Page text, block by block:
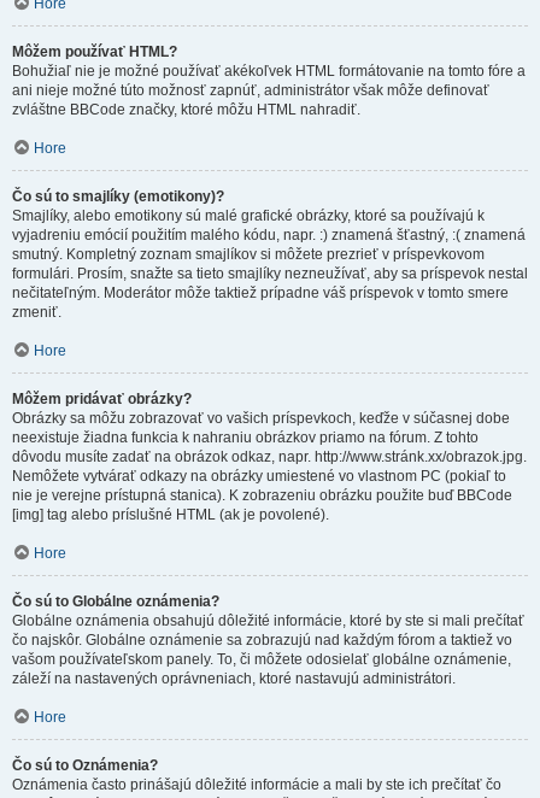
Hore
Môžem používať HTML?
Bohužiaľ nie je možné používať akékoľvek HTML formátovanie na tomto fóre a
ani nieje možné túto možnosť zapnúť, administrátor však môže definovať
zvláštne BBCode značky, ktoré môžu HTML nahradiť.
Hore
Čo sú to smajlíky (emotikony)?
Smajlíky, alebo emotikony sú malé grafické obrázky, ktoré sa používajú k
vyjadreniu emócií použitím malého kódu, napr. :) znamená šťastný, :( znamená
smutný. Kompletný zoznam smajlíkov si môžete prezrieť v príspevkovom
formulári. Prosím, snažte sa tieto smajlíky nezneužívať, aby sa príspevok nestal
nečitateľným. Moderátor môže taktiež prípadne váš príspevok v tomto smere
zmeniť.
Hore
Môžem pridávať obrázky?
Obrázky sa môžu zobrazovať vo vašich príspevkoch, keďže v súčasnej dobe
neexistuje žiadna funkcia k nahraniu obrázkov priamo na fórum. Z tohto
dôvodu musíte zadať na obrázok odkaz, napr. http://www.stránk.xx/obrazok.jpg.
Nemôžete vytvárať odkazy na obrázky umiestené vo vlastnom PC (pokiaľ to
nie je verejne prístupná stanica). K zobrazeniu obrázku použite buď BBCode
[img] tag alebo príslušné HTML (ak je povolené).
Hore
Čo sú to Globálne oznámenia?
Globálne oznámenia obsahujú dôležité informácie, ktoré by ste si mali prečítať
čo najskôr. Globálne oznámenie sa zobrazujú nad každým fórom a taktiež vo
vašom používateľskom panely. To, či môžete odosielať globálne oznámenie,
záleží na nastavených oprávneniach, ktoré nastavujú administrátori.
Hore
Čo sú to Oznámenia?
Oznámenia často prinášajú dôležité informácie a mali by ste ich prečítať čo